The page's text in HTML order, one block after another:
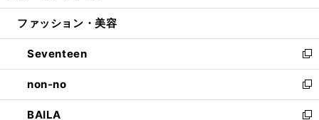
開
ウ
開
く
ン
ウ
で
開
く
ウ
ン
ド
ウ
で
開
く
ファッション・美容
Seventeen
新
し
い
ウ
ィ
non-no
新
し
い
BAILA